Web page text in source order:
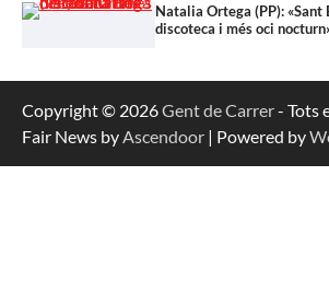
Natalia Ortega (PP): «Sant
discoteca i més oci
Copyright © 2026Gent de Carrer- Tots
Fair News by Ascendoor | Powered by